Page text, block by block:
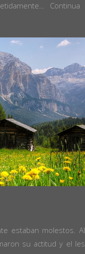
Continua
estaban molestos. Al
su actitud y el les